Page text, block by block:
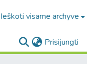
Ieškoti visame archyve
Prisijungti